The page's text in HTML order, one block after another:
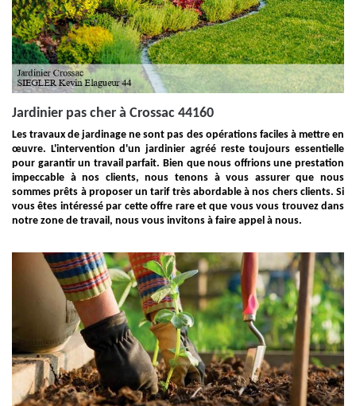
Jardinier pas cher à Crossac 44160
Les travaux de jardinage ne sont pas des opérations faciles à mettre en
œuvre. L'intervention d'un jardinier agréé reste toujours essentielle
pour garantir un travail parfait. Bien que nous offrions une prestation
impeccable à nos clients, nous tenons à vous assurer que nous
sommes prêts à proposer un tarif très abordable à nos chers clients. Si
vous êtes intéressé par cette offre rare et que vous vous trouvez dans
notre zone de travail, nous vous invitons à faire appel à nous.